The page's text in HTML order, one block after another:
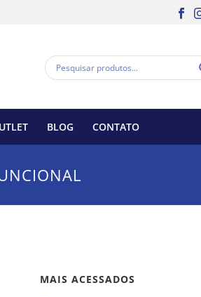
BLOG CONTATO
MAIS ACESSADOS